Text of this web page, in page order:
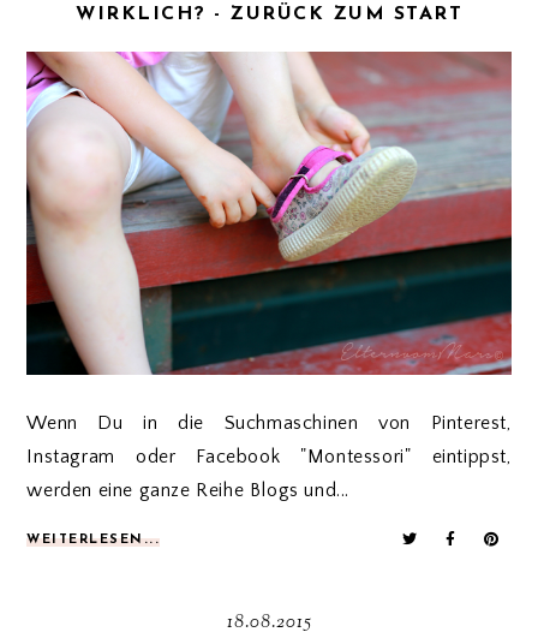
WIRKLICH? - ZURÜCK ZUM START
Wenn Du in die Suchmaschinen von Pinterest,
Instagram oder Facebook "Montessori" eintippst,
werden eine ganze Reihe Blogs und...
WEITERLESEN...
18.08.2015